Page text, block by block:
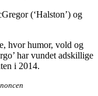
(‘Halston’) og
hvor humor, vold og
har vundet adskillige
i 2014.